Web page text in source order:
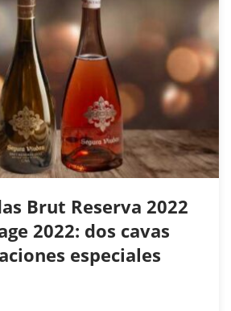
Brut Reserva 2022
2022: dos cavas
especiales